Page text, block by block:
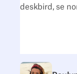
deskbird, se